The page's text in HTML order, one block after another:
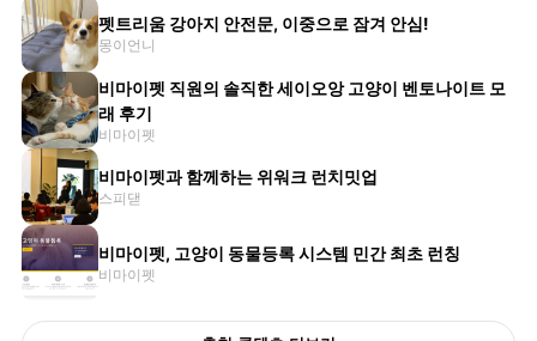
펫트리움 강아지 안전문, 이중으로 잠겨 안심!
몽이언니
비마이펫 직원의 솔직한 세이오앙 고양이 벤토나이트 모
래 후기
비마이펫
비마이펫과 함께하는 위워크 런치밋업
스피댇
비마이펫, 고양이 동물등록 시스템 민간 최초 런칭
비마이펫